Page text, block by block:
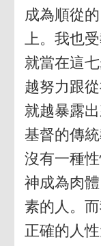
成為順從
上。我也
就當在這
越努力跟
就越暴露
基督的傳
沒有一種
神成為肉
素的人。
正確的人